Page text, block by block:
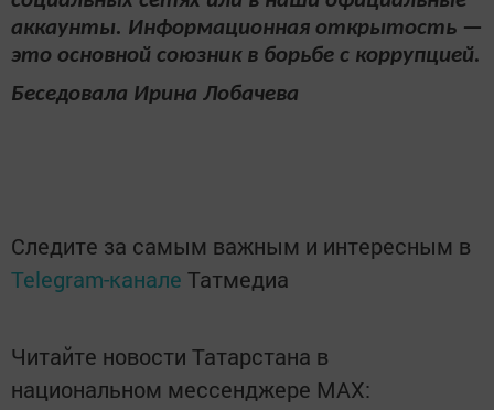
аккаунты. Информационная открытость —
это основной союзник в борьбе с коррупцией.
Беседовала Ирина Лобачева
Следите за самым важным и интересным в
Telegram-канале Татмедиа
Читайте новости Татарстана в
национальном мессенджере MАХ: